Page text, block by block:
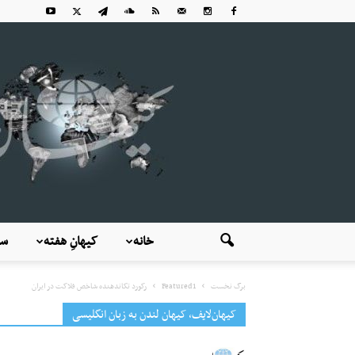
کیهانِ هفته خانه
برگ نخست Featured1 رکورد تکاندهنده شاخص فلاکت در ایران
کیهان‌لایف، کیهان لندن به زبان انگلیسی